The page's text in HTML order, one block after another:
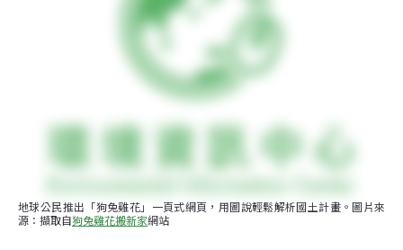
地球公民推出「狗兔雞花」一頁式網頁，用圖說輕鬆解析國土計畫。圖片來
源：擷取自狗兔雞花搬新家網站